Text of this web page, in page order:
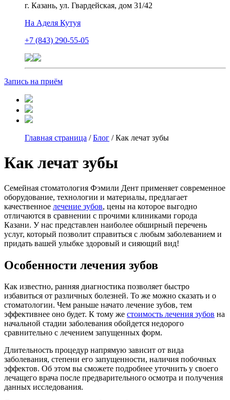
г. Казань, ул. Гвардейская, дом 31/42
На Аделя Кутуя
+7 (843) 290-55-05
Запись на приём
Главная страница /Блог /Как лечат зубы
Как лечат зубы
Семейная стоматология Фэмили Дент применяет современное
оборудование, технологии и материалы, предлагает
качественное лечение зубов, цены на которое выгодно
отличаются в сравнении с прочими клиниками города
Казани. У нас представлен наиболее обширный перечень
услуг, который позволит справиться с любым заболеванием и
придать вашей улыбке здоровый и сияющий вид!
Особенности лечения зубов
Как известно, ранняя диагностика позволяет быстро
избавиться от различных болезней. То же можно сказать и о
стоматологии. Чем раньше начато лечение зубов, тем
эффективнее оно будет. К тому же стоимость лечения зубов на
начальной стадии заболевания обойдется недорого
сравнительно с лечением запущенных форм.
Длительность процедур напрямую зависит от вида
заболевания, степени его запущенности, наличия побочных
эффектов. Об этом вы сможете подробнее уточнить у своего
лечащего врача после предварительного осмотра и получения
данных исследования.